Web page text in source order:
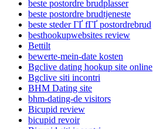
beste postordre brudplasser
beste postordre brudtjeneste
beste steder ГҐ fГҐ postordrebrud
besthookupwebsites review
Bettilt
bewerte-mein-date kosten
Bgclive dating hookup site online
Bgclive siti incontri
BHM Dating site
bhm-dating-de visitors
Bicupid review
bicupid revoir